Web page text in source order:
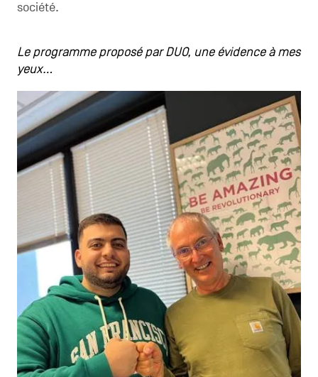
société.
Le programme proposé par DUO, une évidence à mes
yeux…